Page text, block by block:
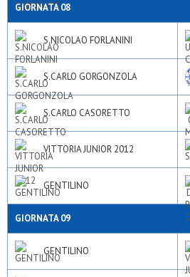
GIORNATA 08
S.NICOLAO FORLANINI
S.CARLO GORGONZOLA
S.CARLO CASORETTO
VITTORIA JUNIOR 2012
GENTILINO
GIORNATA 09
GENTILINO